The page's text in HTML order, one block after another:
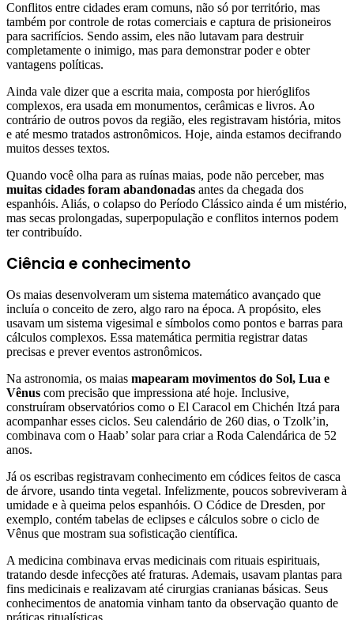
Conflitos entre cidades eram comuns, não só por território, mas
também por controle de rotas comerciais e captura de prisioneiros
para sacrifícios. Sendo assim, eles não lutavam para destruir
completamente o inimigo, mas para demonstrar poder e obter
vantagens políticas.
Ainda vale dizer que a escrita maia, composta por hieróglifos
complexos, era usada em monumentos, cerâmicas e livros. Ao
contrário de outros povos da região, eles registravam história, mitos
e até mesmo tratados astronômicos. Hoje, ainda estamos decifrando
muitos desses textos.
Quando você olha para as ruínas maias, pode não perceber, mas
muitas cidades foram abandonadas antes da chegada dos
espanhóis. Aliás, o colapso do Período Clássico ainda é um mistério,
mas secas prolongadas, superpopulação e conflitos internos podem
ter contribuído.
Ciência e conhecimento
Os maias desenvolveram um sistema matemático avançado que
incluía o conceito de zero, algo raro na época. A propósito, eles
usavam um sistema vigesimal e símbolos como pontos e barras para
cálculos complexos. Essa matemática permitia registrar datas
precisas e prever eventos astronômicos.
Na astronomia, os maias mapearam movimentos do Sol, Lua e
Vênus com precisão que impressiona até hoje. Inclusive,
construíram observatórios como o El Caracol em Chichén Itzá para
acompanhar esses ciclos. Seu calendário de 260 dias, o Tzolk’in,
combinava com o Haab’ solar para criar a Roda Calendárica de 52
anos.
Já os escribas registravam conhecimento em códices feitos de casca
de árvore, usando tinta vegetal. Infelizmente, poucos sobreviveram à
umidade e à queima pelos espanhóis. O Códice de Dresden, por
exemplo, contém tabelas de eclipses e cálculos sobre o ciclo de
Vênus que mostram sua sofisticação científica.
A medicina combinava ervas medicinais com rituais espirituais,
tratando desde infecções até fraturas. Ademais, usavam plantas para
fins medicinais e realizavam até cirurgias cranianas básicas. Seus
conhecimentos de anatomia vinham tanto da observação quanto de